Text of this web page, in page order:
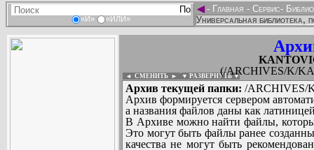
«И» «ИЛИ»
◄- Главная - Сервис-
Универсальная библиотека,
(/ARCHIVES/K/
◄ СМЕНИТЬ ► ▼ РАЗВЕРНУТЬ ▼
Архив текущей папки: /ARCHIVES/
Архив формируется сервером
а названия файлов даны как
В Архиве можно найти файлы,
Это могут быть файлы ранее
качества не могут быть